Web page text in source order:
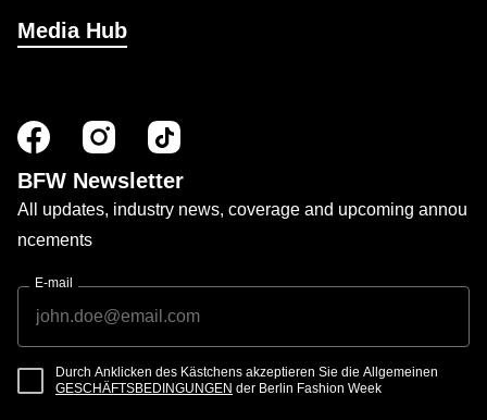
Media Hub
BFW Newsletter
All updates, industry news, coverage and upcoming annou
ncements
E-mail
Durch Anklicken des Kästchens akzeptieren Sie die Allgemeinen
GESCHÄFTSBEDINGUNGEN der Berlin Fashion Week